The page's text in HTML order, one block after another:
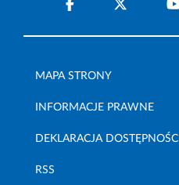
MAPA STRONY
INFORMACJE PRAWNE
DEKLARACJA DOSTĘPNOŚCI
RSS